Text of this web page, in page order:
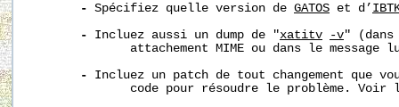
- Spécifiez quelle version de GATOS et d’
- Incluez aussi un dump de "xatitv -v" (dans
attachement MIME ou dans le message
- Incluez un patch de tout changement que
code pour résoudre le problème. Voir